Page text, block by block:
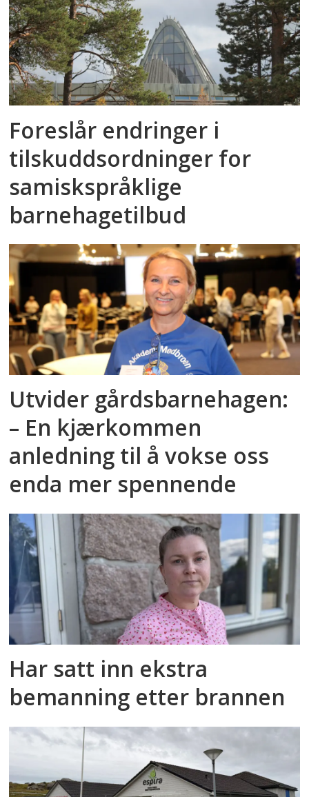
Foreslår endringer i
tilskuddsordninger for
samiskspråklige
barnehagetilbud
Utvider gårdsbarnehagen:
– En kjærkommen
anledning til å vokse oss
enda mer spennende
Har satt inn ekstra
bemanning etter brannen